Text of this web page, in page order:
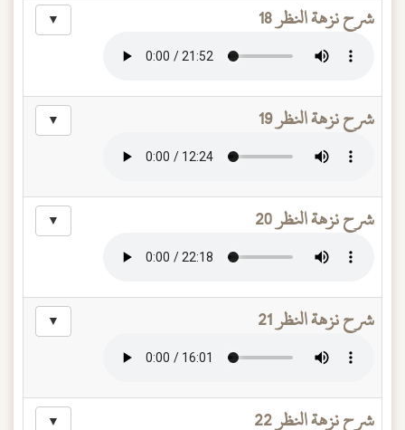
شرح نزهة النظر 18 ▼
شرح نزهة النظر 19 ▼
شرح نزهة النظر 20 ▼
شرح نزهة النظر 21 ▼
شرح نزهة النظر 22 ▼